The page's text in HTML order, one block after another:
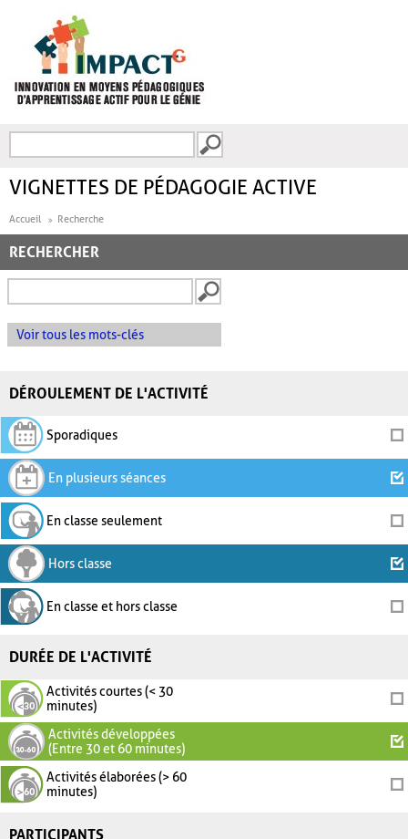
FORMULAIRE DE
VIGNETTES DE PÉDAGOGIE ACTIVE
Accueil Recherche
RECHERCHER
Voir tous les mots-clés
DÉROULEMENT DE L'ACTIVITÉ
Sporadiques
En plusieurs séances
En classe seulement
Hors classe
En classe et hors classe
DURÉE DE L'ACTIVITÉ
Activités courtes (< 30
minutes)
Activités développées
(Entre 30 et 60 minutes)
Activités élaborées (> 60
minutes)
PARTICIPANTS